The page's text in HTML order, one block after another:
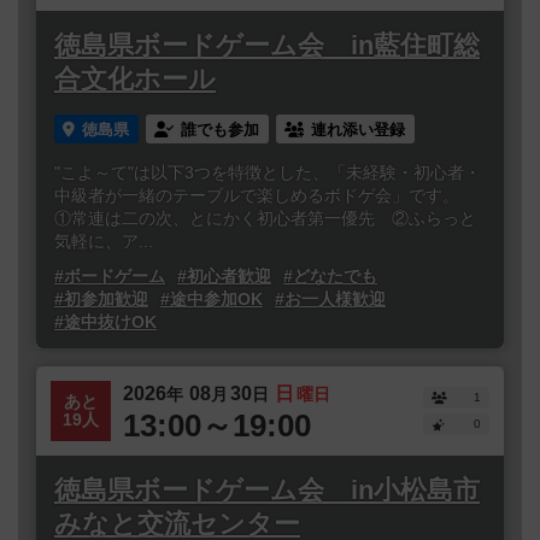
徳島県ボードゲーム会 in藍住町総
合文化ホール
徳島県 誰でも参加 連れ添い登録
"こよ～て"は以下3つを特徴とした、「未経験・初心者・
中級者が一緒のテーブルで楽しめるボドゲ会」です。
①常連は二の次、とにかく初心者第一優先 ②ふらっと
気軽に、ア...
#ボードゲーム
#初心者歓迎
#どなたでも
#初参加歓迎
#途中参加OK
#お一人様歓迎
#途中抜けOK
あと
19人
2026年 08 月 30日 日 曜日
13:00～19:00
1
0
徳島県ボードゲーム会 in小松島市
みなと交流センター